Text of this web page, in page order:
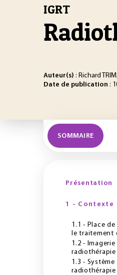
IGRT
Auteur(s) : Richard
Date de publication :
SOMMAIRE
Présentation
1 - Contexte
1.1 - Place
le traitement
1.2 -
radiothérapie
1.3 -